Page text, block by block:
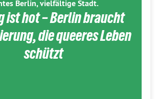
Berlin, vielfältige Stadt.
ist hot – Berlin braucht
die queeres Leben
schützt